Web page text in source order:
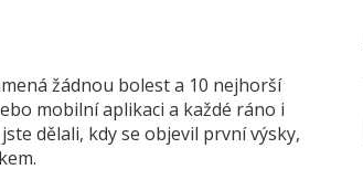
žádnou bolest a 10 nejhorší
mobilní aplikaci a každé ráno i
dělali, kdy se objevil první výsky,